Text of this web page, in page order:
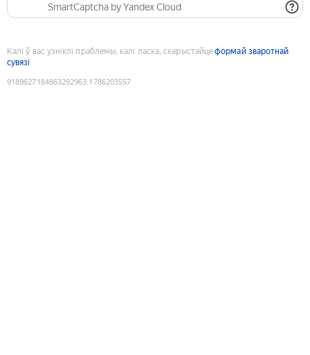
SmartCaptcha by Yandex Cloud
Калі ў вас узніклі праблемы, калі ласка, скарыстайцеформай зваротнай
сувязі
9189627184863292963:1786203557